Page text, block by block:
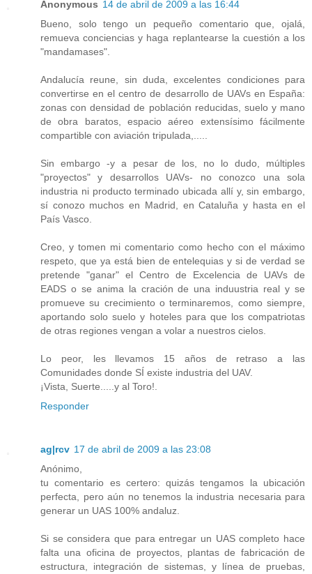
Anonymous 14 de abril de 2009 a las 16:44
Bueno, solo tengo un pequeño comentario que, ojalá,
remueva conciencias y haga replantearse la cuestión a los
"mandamases".
Andalucía reune, sin duda, excelentes condiciones para
convertirse en el centro de desarrollo de UAVs en España:
zonas con densidad de población reducidas, suelo y mano
de obra baratos, espacio aéreo extensísimo fácilmente
compartible con aviación tripulada,.....
Sin embargo -y a pesar de los, no lo dudo, múltiples
"proyectos" y desarrollos UAVs- no conozco una sola
industria ni producto terminado ubicada allí y, sin embargo,
sí conozo muchos en Madrid, en Cataluña y hasta en el
País Vasco.
Creo, y tomen mi comentario como hecho con el máximo
respeto, que ya está bien de entelequias y si de verdad se
pretende "ganar" el Centro de Excelencia de UAVs de
EADS o se anima la cración de una induustria real y se
promueve su crecimiento o terminaremos, como siempre,
aportando solo suelo y hoteles para que los compatriotas
de otras regiones vengan a volar a nuestros cielos.
Lo peor, les llevamos 15 años de retraso a las
Comunidades donde SÍ existe industria del UAV.
¡Vista, Suerte.....y al Toro!.
Responder
ag|rcv 17 de abril de 2009 a las 23:08
Anónimo,
tu comentario es certero: quizás tengamos la ubicación
perfecta, pero aún no tenemos la industria necesaria para
generar un UAS 100% andaluz.
Si se considera que para entregar un UAS completo hace
falta una oficina de proyectos, plantas de fabricación de
estructura, integración de sistemas, y línea de pruebas,